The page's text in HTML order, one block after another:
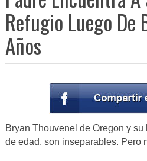
Refugio Luego De
Años
Bryan Thouvenel de Oregon y
de edad, son inseparables. Pero